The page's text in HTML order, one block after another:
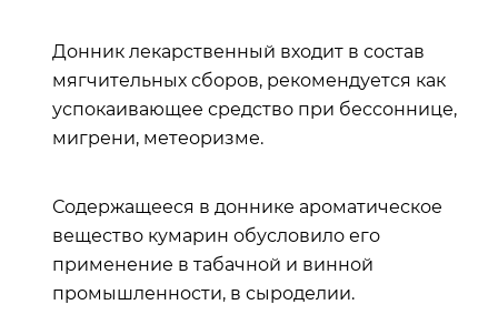
Донник лекарственный входит в состав
мягчительных сборов, рекомендуется как
успокаивающее средство при бессоннице,
мигрени, метеоризме.
Содержащееся в доннике ароматическое
вещество кумарин обусловило его
применение в табачной и винной
промышленности, в сыроделии.